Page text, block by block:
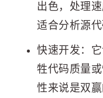
出色，处理
适合分析源代
快速开发：
牲代码质量
性来说是双赢